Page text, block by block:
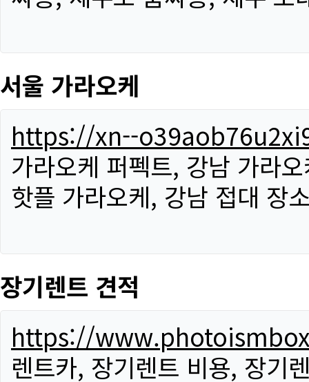
서울 가라오케
https://xn--
가라오케 퍼펙트, 강남 가라
핫플 가라오케, 강남 접대 장
장기렌트 견적
https://
렌트카, 장기렌트 비용, 장기